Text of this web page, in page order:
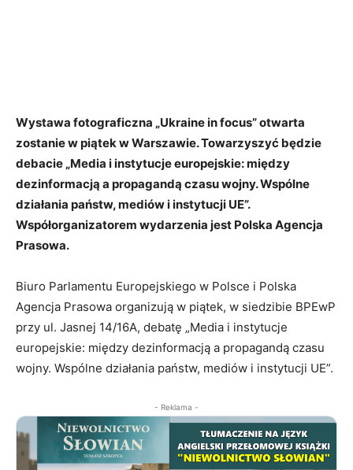
Wystawa fotograficzna „Ukraine in focus” otwarta
zostanie w piątek w Warszawie. Towarzyszyć będzie
debacie „Media i instytucje europejskie: między
dezinformacją a propagandą czasu wojny. Wspólne
działania państw, mediów i instytucji UE”.
Współorganizatorem wydarzenia jest Polska Agencja
Prasowa.
Biuro Parlamentu Europejskiego w Polsce i Polska
Agencja Prasowa organizują w piątek, w siedzibie BPEwP
przy ul. Jasnej 14/16A, debatę „Media i instytucje
europejskie: między dezinformacją a propagandą czasu
wojny. Wspólne działania państw, mediów i instytucji UE”.
- Reklama -